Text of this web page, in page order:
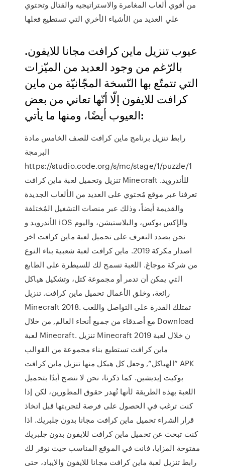
من أقوي ألعاب المغامرة والاستراتيجيه والقتال وتحتوي
علي العديد من الأشياء الأخري التي تستطيع فعلها
عيوب تنزيل ماين كرافت مجانا للايفون.
بالرّغم من وجود العديد من الميّزات
التي تتمتّع بها النّسخة المجّانيّة من ماين
كرافت للايفون إلّا أنّها تعاني من بعض
العيوب أيضًا، ومنها ما يأتي:
رابط تنزيل برنامج ماين كرافت للصف الخامس مادة
البرمجة
https://studio.code.org/s/mc/stage/1/puzzle/1
تنزيل وتحميل لعبة ماين كرافت Minecraft للأندرويد.
تعرفنا عبر موقع مُحتوي على العديد من الألعاب الجديدة
والقديمة أيضاً، وذلك عبر منصات التشغيل المُختلفة
الأندرويد و iOS والإكس بوكس، والبلاستيشن، واليوم
نحن بصدد التعرف على تحميل لعبة ماين كرافت اخر
اصدار مكركة 2019. ماين كرافت لعبة شعبية بناء النوع
من شركة موجاغ. اللعبة تسمح لك للسيطرة على الطابع
التي يمكن أن تدمر أو مجموعة كتل، وتشكيل هياكل
رائعة، وخلق الأعمال تحميل ماين كرافت. تنزيل
Minecraft 2018. تمتلك القدرة على التواصل واللعب
مع أصدقاء من جميع أنحاء العالم, من خلال Download
لعبة Minecraft. تنزيل Minecraft 2019 ن خلال لعبة
ماين كرافت تستطيع بناء مجموعة من القوالب
“الهياكل”, وجعل كل هيكل منها تنزيل ماين كرافت APK
بوكيت إيديشين. كما ذكرنا، نحن لا ننصح أبدًا بتحميل
اللعبة بهذه الطريقة لأنها تُهدر حقوق المطورين، لكن إذا
كنت ترغب في الحصول على فرصة لتجربتها قبل اتخاذ
قرار الشراء تحميل ماين كرافت مجانا بدون جلبريك. اذا
كنت تبحث عن تحميل ماين كرافت للايفون بدون جلبريك
مفتوحة المزايا، فانت في الموقع المناسب حيث نوفر لك
رابط تنزيل لعبة ماين كرافت مجانا للايفون والايباد، حتى